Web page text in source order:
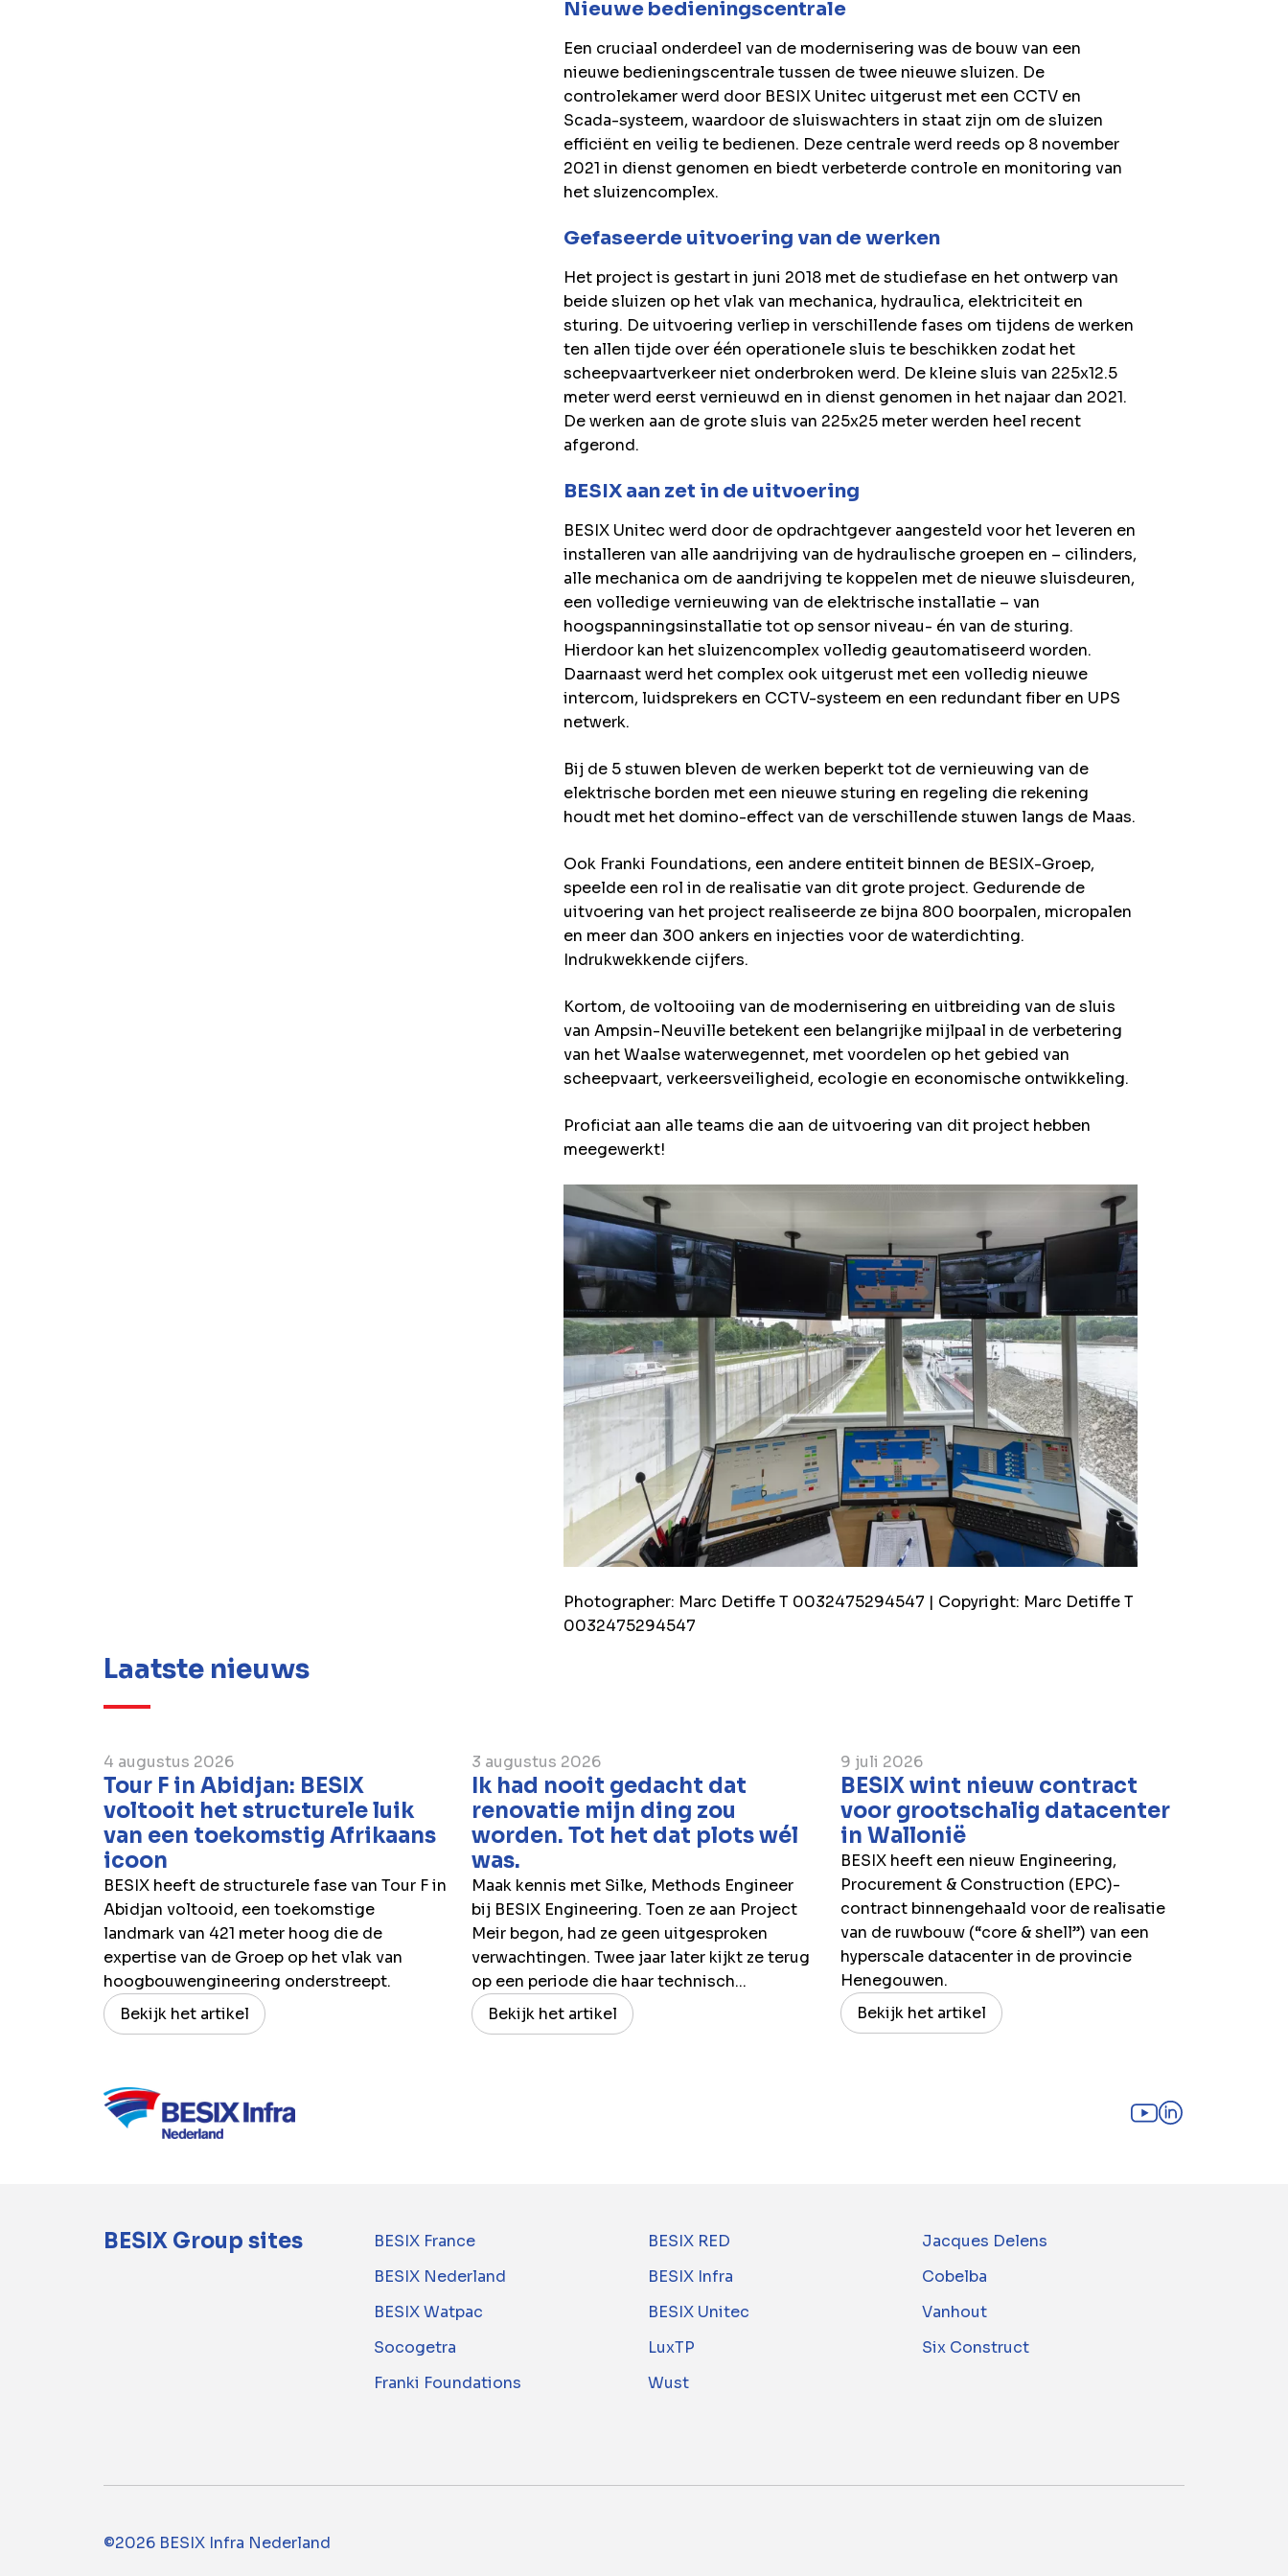
Nieuwe bedieningscentrale
Een cruciaal onderdeel van de modernisering was de bouw van een
nieuwe bedieningscentrale tussen de twee nieuwe sluizen. De
controlekamer werd door BESIX Unitec uitgerust met een CCTV en
Scada-systeem, waardoor de sluiswachters in staat zijn om de sluizen
efficiënt en veilig te bedienen. Deze centrale werd reeds op 8 november
2021 in dienst genomen en biedt verbeterde controle en monitoring van
het sluizencomplex.
Gefaseerde uitvoering van de werken
Het project is gestart in juni 2018 met de studiefase en het ontwerp van
beide sluizen op het vlak van mechanica, hydraulica, elektriciteit en
sturing. De uitvoering verliep in verschillende fases om tijdens de werken
ten allen tijde over één operationele sluis te beschikken zodat het
scheepvaartverkeer niet onderbroken werd. De kleine sluis van 225x12.5
meter werd eerst vernieuwd en in dienst genomen in het najaar dan 2021.
De werken aan de grote sluis van 225x25 meter werden heel recent
afgerond.
BESIX aan zet in de uitvoering
BESIX Unitec werd door de opdrachtgever aangesteld voor het leveren en
installeren van alle aandrijving van de hydraulische groepen en – cilinders,
alle mechanica om de aandrijving te koppelen met de nieuwe sluisdeuren,
een volledige vernieuwing van de elektrische installatie – van
hoogspanningsinstallatie tot op sensor niveau- én van de sturing.
Hierdoor kan het sluizencomplex volledig geautomatiseerd worden.
Daarnaast werd het complex ook uitgerust met een volledig nieuwe
intercom, luidsprekers en CCTV-systeem en een redundant fiber en UPS
netwerk.
Bij de 5 stuwen bleven de werken beperkt tot de vernieuwing van de
elektrische borden met een nieuwe sturing en regeling die rekening
houdt met het domino-effect van de verschillende stuwen langs de Maas.
Ook Franki Foundations, een andere entiteit binnen de BESIX-Groep,
speelde een rol in de realisatie van dit grote project. Gedurende de
uitvoering van het project realiseerde ze bijna 800 boorpalen, micropalen
en meer dan 300 ankers en injecties voor de waterdichting.
Indrukwekkende cijfers.
Kortom, de voltooiing van de modernisering en uitbreiding van de sluis
van Ampsin-Neuville betekent een belangrijke mijlpaal in de verbetering
van het Waalse waterwegennet, met voordelen op het gebied van
scheepvaart, verkeersveiligheid, ecologie en economische ontwikkeling.
Proficiat aan alle teams die aan de uitvoering van dit project hebben
meegewerkt!
Photographer: Marc Detiffe T 0032475294547 | Copyright: Marc Detiffe T
0032475294547
Laatste nieuws
4 augustus 2026
Tour F in Abidjan: BESIX
voltooit het structurele luik
van een toekomstig Afrikaans
icoon
BESIX heeft de structurele fase van Tour F in
Abidjan voltooid, een toekomstige
landmark van 421 meter hoog die de
expertise van de Groep op het vlak van
hoogbouwengineering onderstreept.
Bekijk het artikel
3 augustus 2026
Ik had nooit gedacht dat
renovatie mijn ding zou
worden. Tot het dat plots wél
was.
Maak kennis met Silke, Methods Engineer
bij BESIX Engineering. Toen ze aan Project
Meir begon, had ze geen uitgesproken
verwachtingen. Twee jaar later kijkt ze terug
op een periode die haar technisch...
Bekijk het artikel
9 juli 2026
BESIX wint nieuw contract
voor grootschalig datacenter
in Wallonië
BESIX heeft een nieuw Engineering,
Procurement & Construction (EPC)-
contract binnengehaald voor de realisatie
van de ruwbouw (“core & shell”) van een
hyperscale datacenter in de provincie
Henegouwen.
Bekijk het artikel
BESIX Group sites BESIX France BESIX RED
Jacques Delens
BESIX Nederland
BESIX Infra
Cobelba
BESIX Watpac
BESIX Unitec
Vanhout
Socogetra
LuxTP
Six Construct
Franki Foundations
Wust
©2026 BESIX Infra Nederland